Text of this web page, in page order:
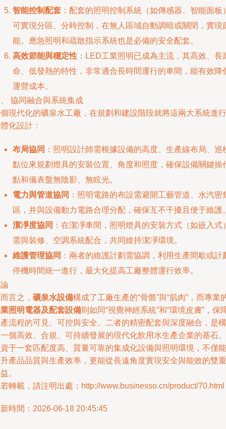
智能控制配套 ：配套的照明控制系統（如傳感器、智能面板
可實現分區、分時控制，在無人區域自動調暗或關閉，實現
能。應急照明和疏散指示系統也是必備的安全配套。
高效節能與穩定性 ：LED工業照明已成為主流，其高效、長
命、低發熱的特性，非常適合長時間運行的車間，能有效降
運營成本。
協同融合與系統集成
現代化的礦泉水工廠，在規劃和建設階段就將這兩大系統進行
化設計：
布局協同 ：照明設計師需根據設備的高度、生產線布局、巡
點位來規劃燈具的安裝位置、角度和照度，確保設備關鍵操
點和儀表盤無陰影、無眩光。
電力與管道協同 ：照明電路的布設需避開工藝管道、水汽密
區，并與設備動力電路合理分配，確保互不干擾且便于維護
潔凈度協同 ：在潔凈車間，照明燈具的安裝方式（如嵌入式
需與裝修、空調系統配合，共同維持潔凈環境。
維護管理協同 ：兩者的維護計劃需協調，利用生產間歇或計
停機時間統一進行，最大化提高工廠整體運行效率。
言之， 礦泉水設備構成了工廠生產的“骨骼”與“肌肉”，而專業
照明電器及配套設備則如同“視覺神經系統”和“環境皮膚”，保
流程的可見、可控與安全。二者的精密配套與深度融合，是構
個高效、合規、可持續發展的現代化飲用水生產企業的基石。
于一套匹配度高、質量可靠的集成化設備與照明環境，不僅能
產品品質與生產效率，更能從長遠角度實現安全與能效的雙重
。
轉載，請注明出處：http://www.businesso.cn/product/70.html
時間：2026-06-18 20:45:45